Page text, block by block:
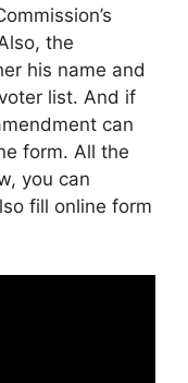
the
his name and
list. And if
can
form. All the
you can
fill online form